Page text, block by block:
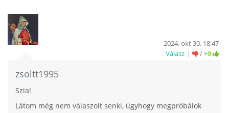
zsoltt1995
2024. okt 30. 18:47
Válasz
/+9
Szia!
Látom még nem válaszolt senki, úgyhogy megpróbálok